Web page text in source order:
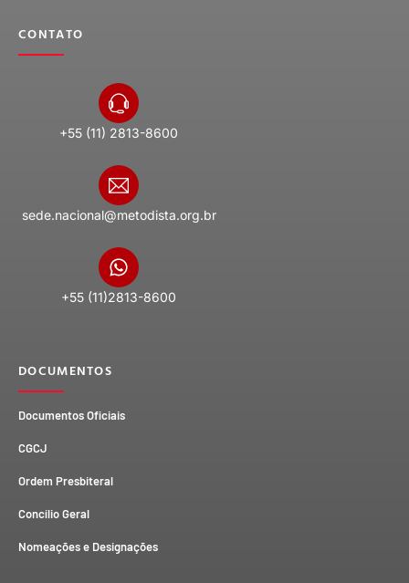
CONTATO
+55 (11) 2813-8600
sede.nacional@metodista.org.br
+55 (11)2813-8600
DOCUMENTOS
Documentos Oficiais
CGCJ
Ordem Presbiteral
Concílio Geral
Nomeações e Designações